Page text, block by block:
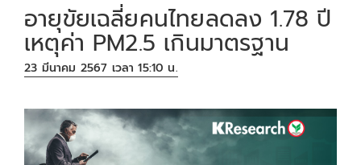
อายุขัยเฉลี่ยคนไทยลดลง 1.78 ปี
เหตุค่า PM2.5 เกินมาตรฐาน
23 มีนาคม 2567 เวลา 15:10 น.